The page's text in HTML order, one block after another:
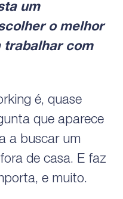
um
o melhor
trabalhar com
é, quase
que aparece
a buscar um
de casa. E faz
e muito.